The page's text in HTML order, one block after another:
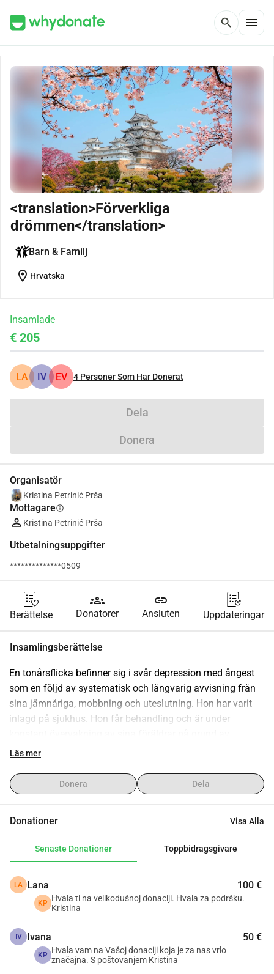
search menu
<translation>Förverkliga
drömmen</translation>
Barn & Familj
location_on Hrvatska
Insamlade
€ 205
LA IV EV 4 Personer Som Har Donerat
Dela
Donera
Organisatör
Kristina Petrinić Prša
Mottagareinfo
Kristina Petrinić Prša
Utbetalningsuppgifter
**************0509
Berättelse
groups
Donatorer
link
Ansluten Uppdateringar
Insamlingsberättelse
En tonårsflicka befinner sig i svår depression med ångest
som en följd av systematisk och långvarig avvisning från
sina jämnåriga, mobbning och uteslutning. Hon har varit
inlagd på sjukhus. Hon får behandling och är under
suicidala tankar. Hennes långvariga önskan är att besöka
skulle gärna vilja ta med henne på den resan som en
familj.
Läs mer
Donera Dela
Donationer Visa Alla
Senaste Donationer Toppbidragsgivare
LA Lana 100 €
KP Hvala ti na velikodušnoj donaciji. Hvala za podršku.
Kristina
IV Ivana 50 €
KP Hvala vam na Vašoj donaciji koja je za nas vrlo
značajna. S poštovanjem Kristina